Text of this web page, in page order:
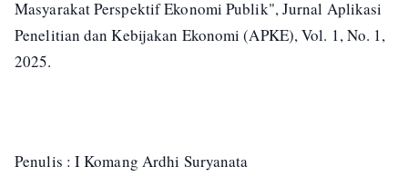
Masyarakat Perspektif Ekonomi Publik", Jurnal Aplikasi
Penelitian dan Kebijakan Ekonomi (APKE), Vol. 1, No. 1,
2025.
Penulis : I Komang Ardhi Suryanata